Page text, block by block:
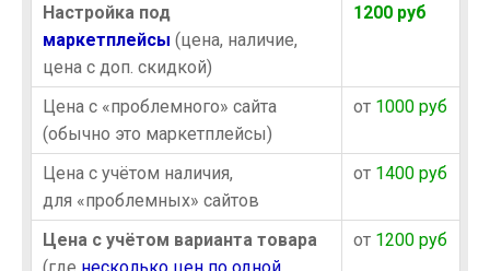
Настройка под
маркетплейсы (цена, наличие,
цена с доп. скидкой)
1200 руб
Цена с «проблемного» сайта
(обычно это маркетплейсы)
от 1000 руб
Цена с учётом наличия,
для «проблемных» сайтов
от 1400 руб
Цена с учётом варианта товара
(где несколько цен по одной
от 1200 руб